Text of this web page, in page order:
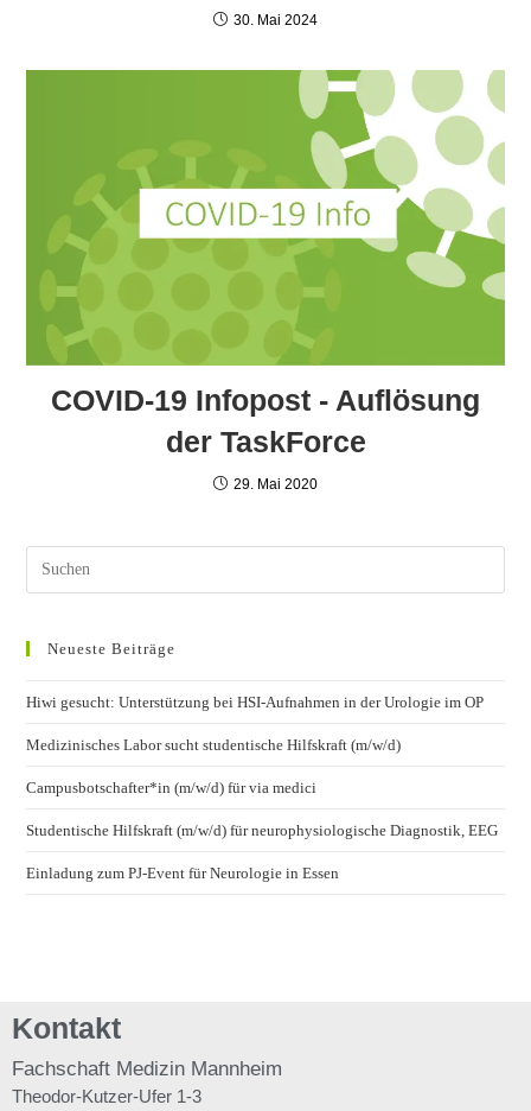
30. Mai 2024
COVID-19 Infopost - Auflösung
der TaskForce
29. Mai 2020
Neueste Beiträge
Hiwi gesucht: Unterstützung bei HSI-Aufnahmen in der Urologie im OP
Medizinisches Labor sucht studentische Hilfskraft (m/w/d)
Campusbotschafter*in (m/w/d) für via medici
Studentische Hilfskraft (m/w/d) für neurophysiologische Diagnostik, EEG
Einladung zum PJ-Event für Neurologie in Essen
Kontakt
Fachschaft Medizin Mannheim
Theodor-Kutzer-Ufer 1-3